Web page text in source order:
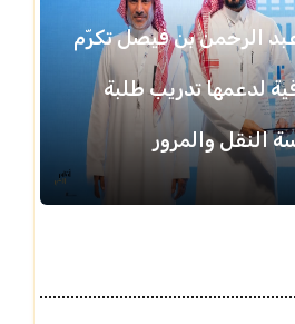
الرحمن بن فيصل تكرّم
لدعمها تدريب طلبة
النقل والمرور